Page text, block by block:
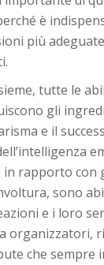
è
più
tutte le
gli
e il
rapporto con
sono
e i loro
organizzatori,
che sempre